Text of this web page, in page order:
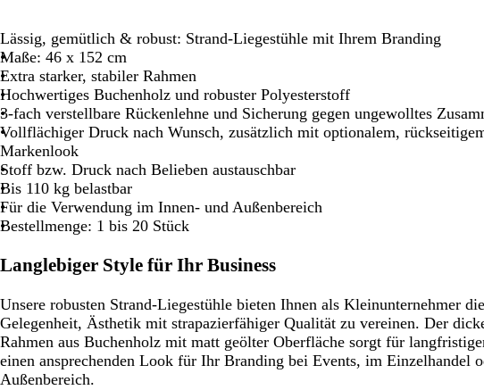
Lässig, gemütlich & robust: Strand-Liegestühle mit Ihrem Branding
Maße: 46 x 152 cm
Extra starker, stabiler Rahmen
Hochwertiges Buchenholz und robuster Polyesterstoff
3-fach verstellbare Rückenlehne und Sicherung gegen ungewolltes
Vollflächiger Druck nach Wunsch, zusätzlich mit optionalem,
Markenlook
Stoff bzw. Druck nach Belieben austauschbar
Bis 110 kg belastbar
Für die Verwendung im Innen- und Außenbereich
Bestellmenge: 1 bis 20 Stück
Langlebiger Style für Ihr Business
Unsere robusten Strand-Liegestühle bieten Ihnen als Kleinunternehmer
Gelegenheit, Ästhetik mit strapazierfähiger Qualität zu vereinen. Der
Rahmen aus Buchenholz mit matt geölter Oberfläche sorgt für
einen ansprechenden Look für Ihr Branding bei Events, im Einzelhandel
Außenbereich.